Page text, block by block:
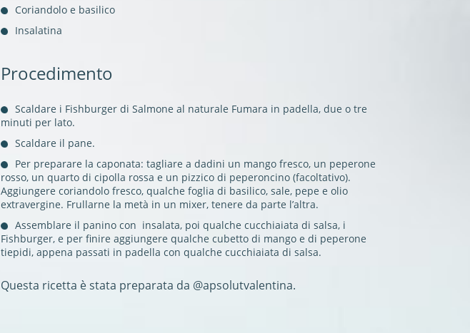
Coriandolo e basilico
Insalatina
Procedimento
Scaldare i Fishburger di Salmone al naturale Fumara in padella, due o tre
minuti per lato.
Scaldare il pane.
Per preparare la caponata: tagliare a dadini un mango fresco, un peperone
rosso, un quarto di cipolla rossa e un pizzico di peperoncino (facoltativo).
Aggiungere coriandolo fresco, qualche foglia di basilico, sale, pepe e olio
extravergine. Frullarne la metà in un mixer, tenere da parte l’altra.
Assemblare il panino con insalata, poi qualche cucchiaiata di salsa, i
Fishburger, e per finire aggiungere qualche cubetto di mango e di peperone
tiepidi, appena passati in padella con qualche cucchiaiata di salsa.
Questa ricetta è stata preparata da @apsolutvalentina.